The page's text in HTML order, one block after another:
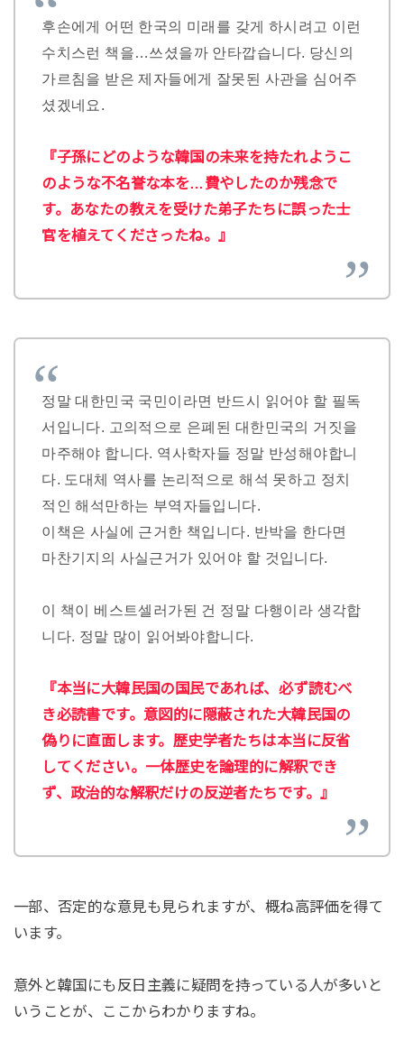
후손에게 어떤 한국의 미래를 갖게 하시려고 이런
수치스런 책을…쓰셨을까 안타깝습니다. 당신의
가르침을 받은 제자들에게 잘못된 사관을 심어주
셨겠네요.
『子孫にどのような韓国の未来を持たれようこ
のような不名誉な本を…費やしたのか残念で
す。あなたの教えを受けた弟子たちに誤った士
官を植えてくださったね。』
정말 대한민국 국민이라면 반드시 읽어야 할 필독
서입니다. 고의적으로 은폐된 대한민국의 거짓을
마주해야 합니다. 역사학자들 정말 반성해야합니
다. 도대체 역사를 논리적으로 해석 못하고 정치
적인 해석만하는 부역자들입니다.
이책은 사실에 근거한 책입니다. 반박을 한다면
마찬기지의 사실근거가 있어야 할 것입니다.
이 책이 베스트셀러가된 건 정말 다행이라 생각합
니다. 정말 많이 읽어봐야합니다.
『本当に大韓民国の国民であれば、必ず読むべ
き必読書です。意図的に隠蔽された大韓民国の
偽りに直面します。歴史学者たちは本当に反省
してください。一体歴史を論理的に解釈でき
ず、政治的な解釈だけの反逆者たちです。』
一部、否定的な意見も見られますが、概ね高評価を得て
います。
意外と韓国にも反日主義に疑問を持っている人が多いと
いうことが、ここからわかりますね。